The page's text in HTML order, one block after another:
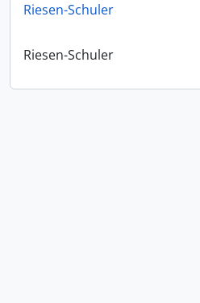
Riesen-Schuler
Riesen-Schuler